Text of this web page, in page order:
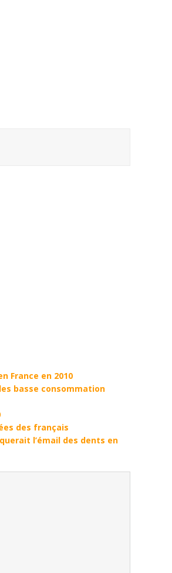
France en 2010
basse consommation
des français
l’émail des dents en